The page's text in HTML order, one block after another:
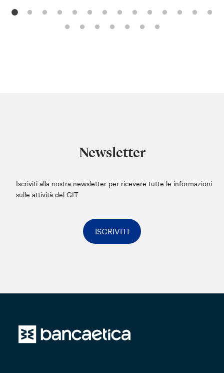
Newsletter
Iscriviti alla nostra newsletter per ricevere tutte le informazioni
sulle attività del GIT
ISCRIVITI